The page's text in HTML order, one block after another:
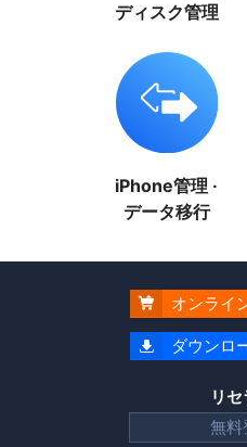
ディスク管理
iPhone管理 ·
データ移行
 オンライ
 ダウンロ
リ
無料